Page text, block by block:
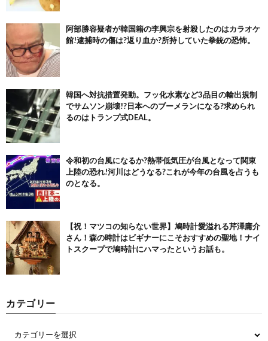
阿部勝容疑者が韓国籍の李興宗を射殺したのはカラオケ
館!逮捕時の傷は?返り血か?所持していた拳銃の恐怖。
韓国へ対抗措置発動。フッ化水素など3品目の輸出規制
でサムソン崩壊!?日本へのブーメランになる?求められ
るのはトランプ式DEAL。
令和初の台風になるか?熱帯低気圧が台風となって関東
上陸の恐れ!河川はどうなる?これが今年の台風を占うも
のとなる。
【祝！マツコの知らない世界】鳩時計愛溢れる芹澤庸介
さん！森の時計はビギナーにこそおすすめの聖地！ナイ
トスクープで鳩時計にハマったというお話も。
カテゴリー